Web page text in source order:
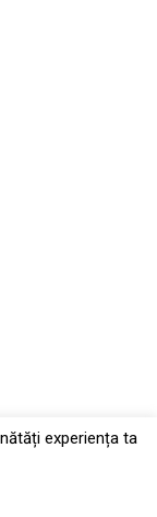
experiența ta